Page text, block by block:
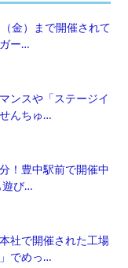
金）まで開催されて
ー…
ンスや「ステージイ
んちゅ…
！豊中駅前で開催中
遊び…
社で開催された工場
でめっ…